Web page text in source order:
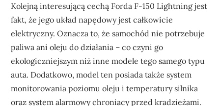
Kolejną interesującą cechą Forda F-150 Lightning jest
fakt, że jego układ napędowy jest całkowicie
elektryczny. Oznacza to, że samochód nie potrzebuje
paliwa ani oleju do działania – co czyni go
ekologiczniejszym niż inne modele tego samego typu
auta. Dodatkowo, model ten posiada także system
monitorowania poziomu oleju i temperatury silnika
oraz system alarmowy chroniacy przed kradzieżami.